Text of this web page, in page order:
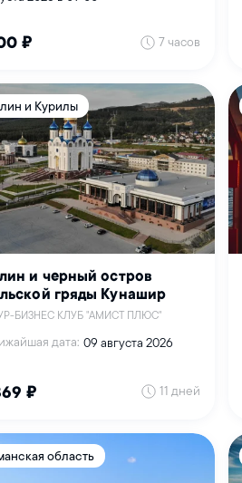
₽ 7 часов
и Курилы
и черный остров
гряды Кунашир
БИЗНЕС КЛУБ "АМИСТ ПЛЮС"
дата: 09 августа 2026
₽ 11 дней
область